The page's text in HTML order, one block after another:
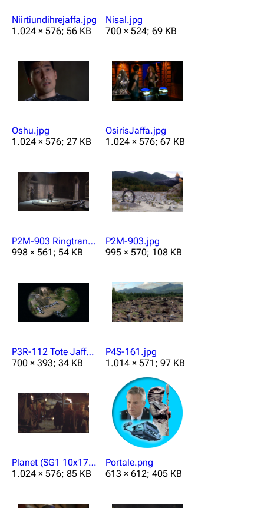
Niirtiundihrejaffa.jpg
1.024 × 576; 56 KB
Nisal.jpg
700 × 524; 69 KB
Oshu.jpg
1.024 × 576; 27 KB
OsirisJaffa.jpg
1.024 × 576; 67 KB
P2M-903 Ringtransporter.jpg
998 × 561; 54 KB
P2M-903.jpg
995 × 570; 108 KB
P3R-112 Tote Jaffa.jpg
700 × 393; 34 KB
P4S-161.jpg
1.014 × 571; 97 KB
Planet (SG1 10x17 2).jpg
1.024 × 576; 85 KB
Portale.png
613 × 612; 405 KB